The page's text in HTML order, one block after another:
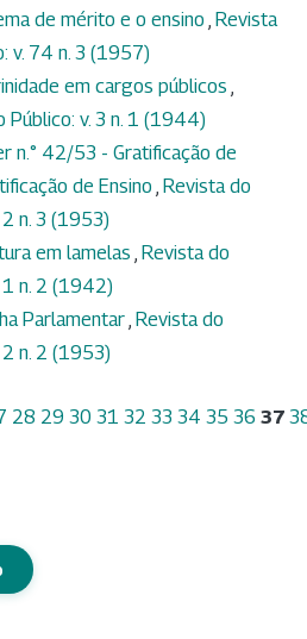
de mérito e o ensino , Revista
v. 74 n. 3 (1957)
em cargos públicos ,
Público: v. 3 n. 1 (1944)
n.° 42/53 - Gratificação de
de Ensino , Revista do
n. 3 (1953)
em lamelas , Revista do
1 n. 2 (1942)
Parlamentar, Revista do
n. 2 (1953)
28 29 30 31 32 33 34 35 36 37